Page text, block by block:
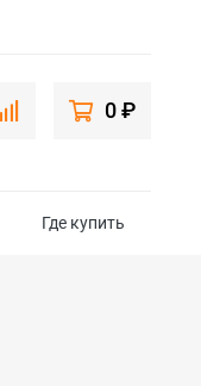
0 ₽
Где купить